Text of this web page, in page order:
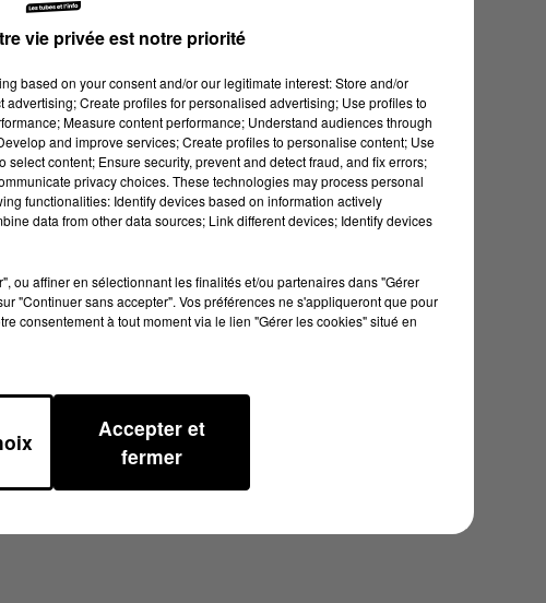
vie privée est notre priorité
based on your consent and/or our legitimate interest: Store and/or
Create profiles for personalised advertising; Use profiles to
Measure content performance; Understand audiences through
and improve services; Create profiles to personalise content; Use
content; Ensure security, prevent and detect fraud, and fix errors;
privacy choices. These technologies may process personal
functionalities: Identify devices based on information actively
data from other data sources; Link different devices; Identify devices
ou affiner en sélectionnant les finalités et/ou partenaires dans "Gérer
"Continuer sans accepter". Vos préférences ne s'appliqueront que pour
consentement à tout moment via le lien "Gérer les cookies" situé en
Accepter et
fermer